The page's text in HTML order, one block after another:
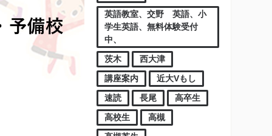
英語教室、交野 英語、小
学生英語、無料体験受付
中、
茨木
西大津
講座案内
近大Vもし
速読
長尾
高卒生
高校生
高槻